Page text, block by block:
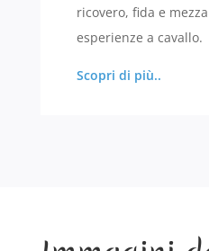
ricovero, fida e
esperienze a cavallo.
Scopri di più..